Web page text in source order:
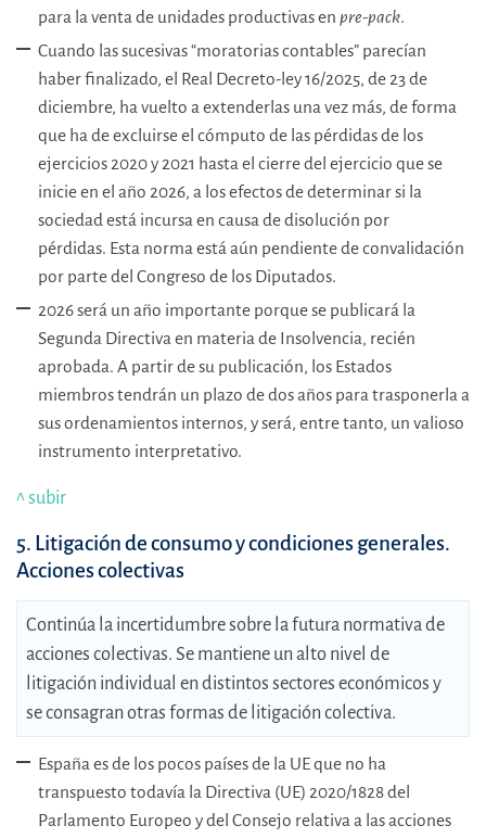
para la venta de unidades productivas en pre-pack.
Cuando las sucesivas “moratorias contables” parecían
haber finalizado, el Real Decreto-ley 16/2025, de 23 de
diciembre, ha vuelto a extenderlas una vez más, de forma
que ha de excluirse el cómputo de las pérdidas de los
ejercicios 2020 y 2021 hasta el cierre del ejercicio que se
inicie en el año 2026, a los efectos de determinar si la
sociedad está incursa en causa de disolución por
pérdidas. Esta norma está aún pendiente de convalidación
por parte del Congreso de los Diputados.
2026 será un año importante porque se publicará la
Segunda Directiva en materia de Insolvencia, recién
aprobada. A partir de su publicación, los Estados
miembros tendrán un plazo de dos años para trasponerla a
sus ordenamientos internos, y será, entre tanto, un valioso
instrumento interpretativo.
^ subir
5. Litigación de consumo y condiciones generales.
Acciones colectivas
Continúa la incertidumbre sobre la futura normativa de
acciones colectivas. Se mantiene un alto nivel de
litigación individual en distintos sectores económicos y
se consagran otras formas de litigación colectiva.
España es de los pocos países de la UE que no ha
transpuesto todavía la Directiva (UE) 2020/1828 del
Parlamento Europeo y del Consejo relativa a las acciones